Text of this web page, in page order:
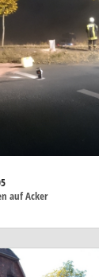
auf Acker